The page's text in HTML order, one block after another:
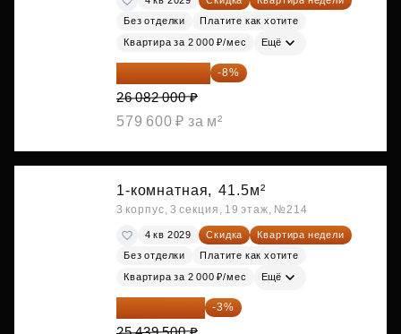
Без отделки
Платите как хотите
Квартира за 2 000 ₽/мес Ещё
23 995 440 ₽ -8%
26 082 000 ₽
579 600 ₽ за м²
1-комнатная, 41.5м²
3 корпус, 3 секция, 19 этаж, №214
4 кв 2029 Скидка
Квартира недели
Без отделки
Платите как хотите
Квартира за 2 000 ₽/мес Ещё
24 676 315 ₽ -3%